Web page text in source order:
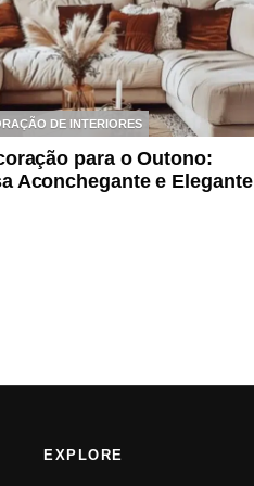
DE INTERIORES
para o Outono:
Aconchegante e Elegante
EXPLORE